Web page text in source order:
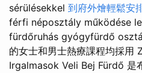
sérülésekkel 到府外燴輕鬆安
férfi néposztály működése
fürdőruhás gyógyfürdő
的女士和男士熱療課程均採用
Irgalmasok Veli Bej Fürdő 是